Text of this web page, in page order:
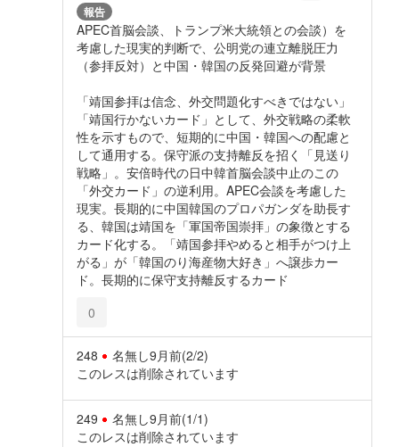
報告
APEC首脳会談、トランプ米大統領との会談）を
考慮した現実的判断で、公明党の連立離脱圧力
（参拝反対）と中国・韓国の反発回避が背景
「靖国参拝は信念、外交問題化すべきではない」
「靖国行かないカード」として、外交戦略の柔軟
性を示すもので、短期的に中国・韓国への配慮と
して通用する。保守派の支持離反を招く「見送り
戦略」。安倍時代の日中韓首脳会談中止のこの
「外交カード」の逆利用。APEC会談を考慮した
現実。長期的に中国韓国のプロパガンダを助長す
る、韓国は靖国を「軍国帝国崇拝」の象徴とする
カード化する。「靖国参拝やめると相手がつけ上
がる」が「韓国のり海産物大好き」へ譲歩カー
ド。長期的に保守支持離反するカード
0
248 名無し9月前(2/2)
このレスは削除されています
249 名無し9月前(1/1)
このレスは削除されています